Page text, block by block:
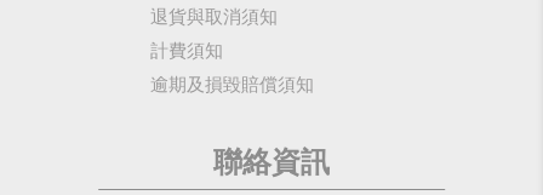
退貨與取消須知
計費須知
逾期及損毀賠償須知
聯絡資訊